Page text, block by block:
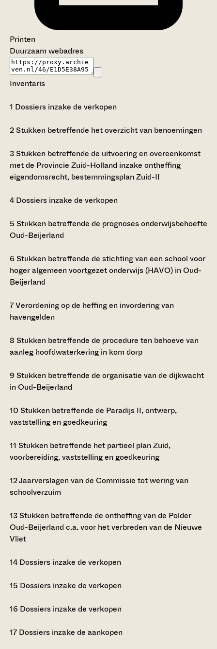
Printen
Duurzaam webadres
Inventaris
1 Dossiers inzake de verkopen
2Stukken betreffende het overzicht van benoemingen
3Stukken betreffende de uitvoering en overeenkomst
met de Provincie Zuid-Holland inzake ontheffing
eigendomsrecht, bestemmingsplan Zuid-II
4 Dossiers inzake de verkopen
5 Stukken betreffende de prognoses onderwijsbehoefte
Oud-Beijerland
6 Stukken betreffende de stichting van een school voor
hoger algemeen voortgezet onderwijs (HAVO) in Oud-
Beijerland
7Verordening op de heffing en invordering van
havengelden
8 Stukken betreffende de procedure ten behoeve van
aanleg hoofdwaterkering in kom dorp
9 Stukken betreffende de organisatie van de dijkwacht
in Oud-Beijerland
10 Stukken betreffende de Paradijs II, ontwerp,
vaststelling en goedkeuring
11 Stukken betreffende het partieel plan Zuid,
voorbereiding, vaststelling en goedkeuring
12Jaarverslagen van de Commissie tot wering van
schoolverzuim
13Stukken betreffende de ontheffing van de Polder
Oud-Beijerland c.a. voor het verbreden van de Nieuwe
Vliet
14 Dossiers inzake de verkopen
15 Dossiers inzake de verkopen
16 Dossiers inzake de verkopen
17 Dossiers inzake de aankopen